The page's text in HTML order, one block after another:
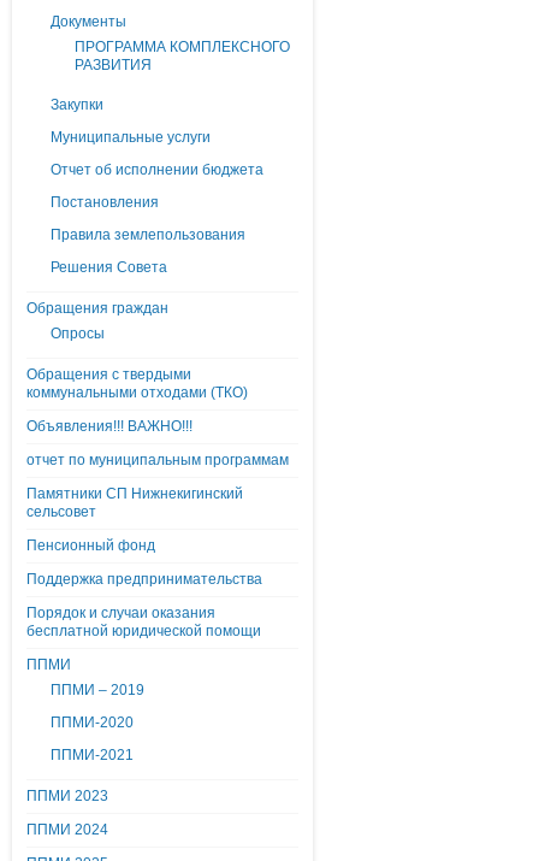
Документы
ПРОГРАММА КОМПЛЕКСНОГО
РАЗВИТИЯ
Закупки
Муниципальные услуги
Отчет об исполнении бюджета
Постановления
Правила землепользования
Решения Совета
Обращения граждан
Опросы
Обращения с твердыми
коммунальными отходами (ТКО)
Объявления!!! ВАЖНО!!!
отчет по муниципальным программам
Памятники СП Нижнекигинский
сельсовет
Пенсионный фонд
Поддержка предпринимательства
Порядок и случаи оказания
бесплатной юридической помощи
ППМИ
ППМИ – 2019
ППМИ-2020
ППМИ-2021
ППМИ 2023
ППМИ 2024